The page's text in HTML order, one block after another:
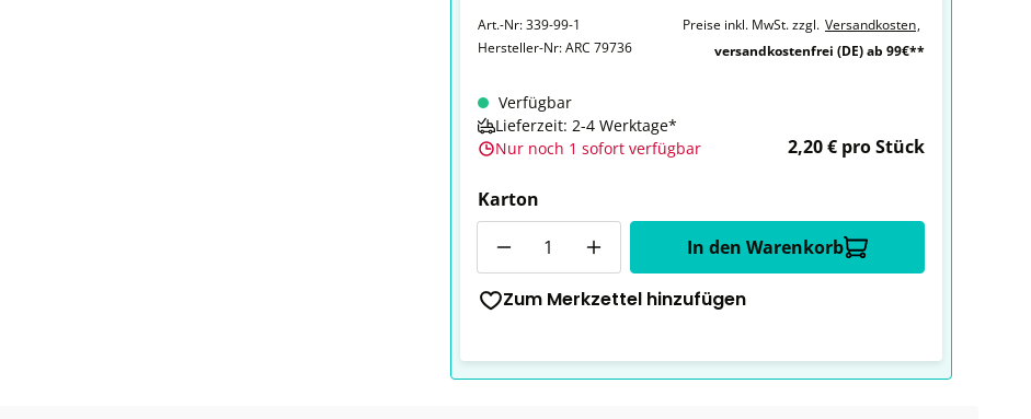
Art.-Nr:339-99-1
Hersteller-Nr:ARC 79736
Preise inkl. MwSt. zzgl. Versandkosten,
versandkostenfrei (DE) ab 99€**
Verfügbar
Lieferzeit: 2-4 Werktage*
Nur noch 1 sofort verfügbar
2,20 € pro Stück
Karton
In den Warenkorb
Zum Merkzettel hinzufügen